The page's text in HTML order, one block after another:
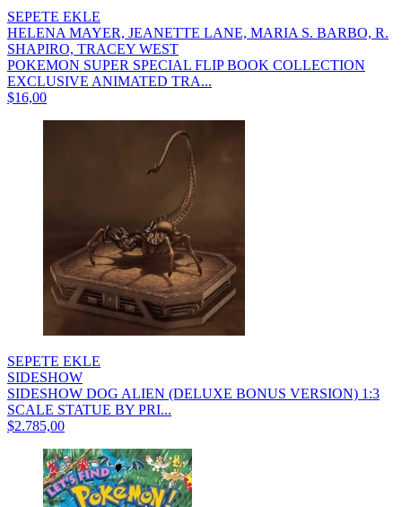
SEPETE EKLE
HELENA MAYER, JEANETTE LANE, MARIA S. BARBO, R.
SHAPIRO, TRACEY WEST
POKEMON SUPER SPECIAL FLIP BOOK COLLECTION
EXCLUSIVE ANIMATED TRA...
$16,00
SEPETE EKLE
SIDESHOW
SIDESHOW DOG ALIEN (DELUXE BONUS VERSION) 1:3
SCALE STATUE BY PRI...
$2.785,00